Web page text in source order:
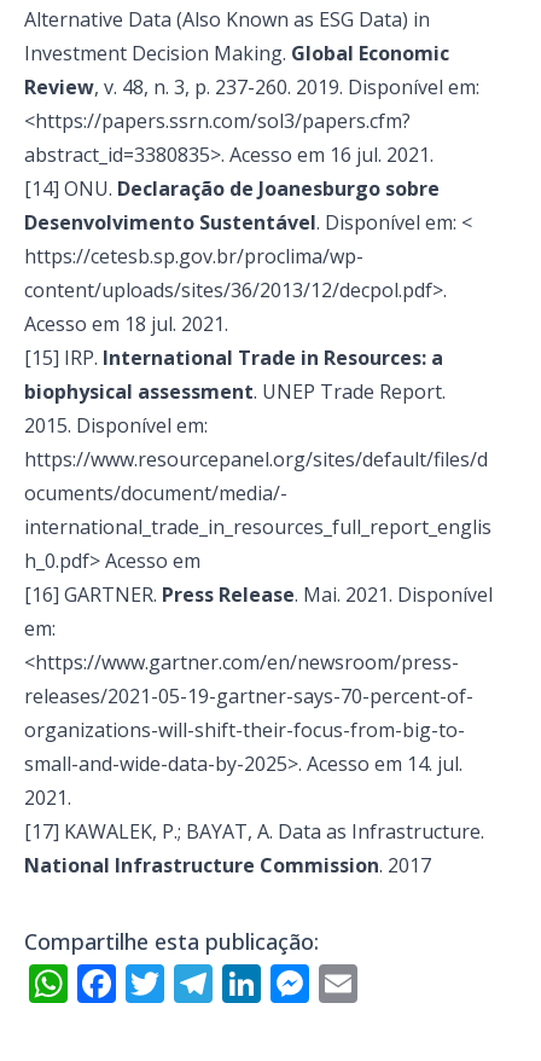
Alternative Data (Also Known as ESG Data) in
Investment Decision Making. Global Economic
Review, v. 48, n. 3, p. 237-260. 2019. Disponível em:
<https://papers.ssrn.com/sol3/papers.cfm?
abstract_id=3380835>. Acesso em 16 jul. 2021.
[14] ONU. Declaração de Joanesburgo sobre
Desenvolvimento Sustentável. Disponível em: <
https://cetesb.sp.gov.br/proclima/wp-
content/uploads/sites/36/2013/12/decpol.pdf>.
Acesso em 18 jul. 2021.
[15] IRP. International Trade in Resources: a
biophysical assessment. UNEP Trade Report.
2015. Disponível em:
https://www.resourcepanel.org/sites/default/files/d
ocuments/document/media/-
international_trade_in_resources_full_report_englis
h_0.pdf> Acesso em
[16] GARTNER. Press Release. Mai. 2021. Disponível
em:
<https://www.gartner.com/en/newsroom/press-
releases/2021-05-19-gartner-says-70-percent-of-
organizations-will-shift-their-focus-from-big-to-
small-and-wide-data-by-2025>. Acesso em 14. jul.
2021.
[17] KAWALEK, P.; BAYAT, A. Data as Infrastructure.
National Infrastructure Commission. 2017
Compartilhe esta publicação:
WhatsApp
Facebook
Twitter
Telegram
LinkedIn
Messenger